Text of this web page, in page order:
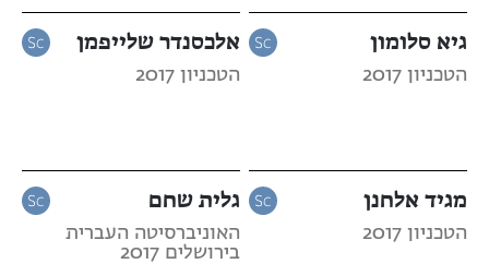
גיא סלומון
הטכניון 2017
אלכסנדר שלייפמן
הטכניון 2017
מגיד אלחנן
הטכניון 2017
גלית שחם
האוניברסיטה העברית
בירושלים 2017